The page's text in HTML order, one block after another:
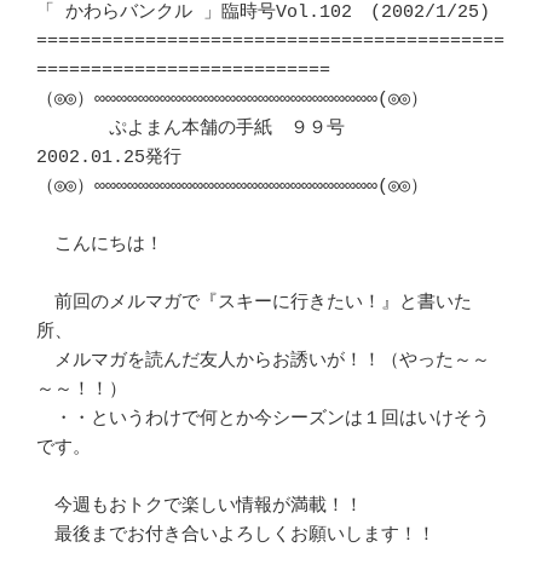
「 かわらバンクル 」臨時号Vol.102　(2002/1/25)
===========================================
===========================
（◎◎）∞∞∞∞∞∞∞∞∞∞∞∞∞∞∞∞∞∞∞∞∞∞∞∞∞∞(◎◎）
ぷよまん本舗の手紙　９９号
2002.01.25発行
（◎◎）∞∞∞∞∞∞∞∞∞∞∞∞∞∞∞∞∞∞∞∞∞∞∞∞∞∞(◎◎）
こんにちは！
前回のメルマガで『スキーに行きたい！』と書いた
所、
メルマガを読んだ友人からお誘いが！！（やった～～
～～！！）
・・というわけで何とか今シーズンは１回はいけそう
です。
今週もおトクで楽しい情報が満載！！
最後までお付き合いよろしくお願いします！！